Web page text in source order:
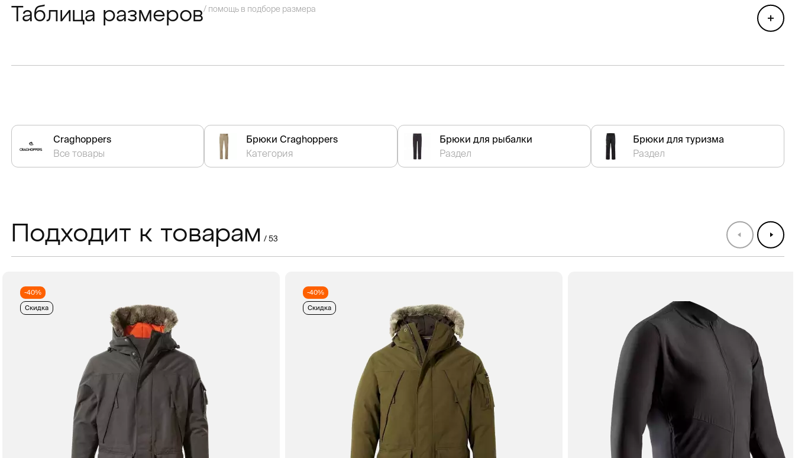
Таблица размеров/ помощь в подборе размера
Craghoppers
Все товары
Брюки Craghoppers
Категория
Брюки для рыбалки
Раздел
Брюки для туризма
Раздел
Подходит к товарам / 53
-40%
Скидка
-40%
Скидка